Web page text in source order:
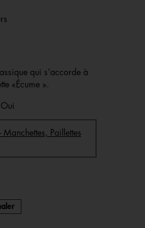
qui s’accorde à
«Écume ».
Oui
Manchettes, Paillettes